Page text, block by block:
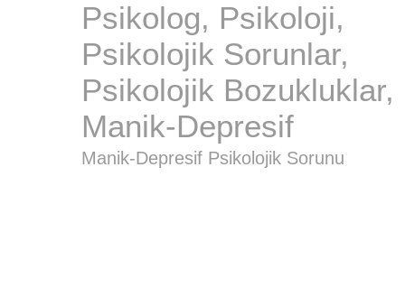
Psikolog, Psikoloji,
Psikolojik Sorunlar,
Psikolojik Bozukluklar,
Manik-Depresif
Manik-Depresif Psikolojik Sorunu